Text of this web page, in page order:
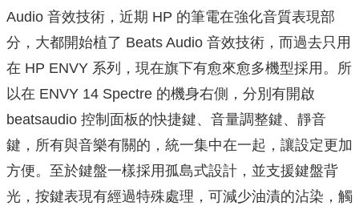
Audio 音效技術，近期 HP 的筆電在強化音質表現部
分，大都開始植了 Beats Audio 音效技術，而過去只用
在 HP ENVY 系列，現在旗下有愈來愈多機型採用。所
以在 ENVY 14 Spectre 的機身右側，分別有開啟
beatsaudio 控制面板的快捷鍵、音量調整鍵、靜音
鍵，所有與音樂有關的，統一集中在一起，讓設定更加
方便。至於鍵盤一樣採用孤島式設計，並支援鍵盤背
光，按鍵表現有經過特殊處理，可減少油漬的沾染，觸